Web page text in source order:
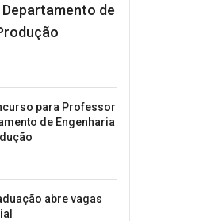
de
para Professor
de Engenharia
abre vagas